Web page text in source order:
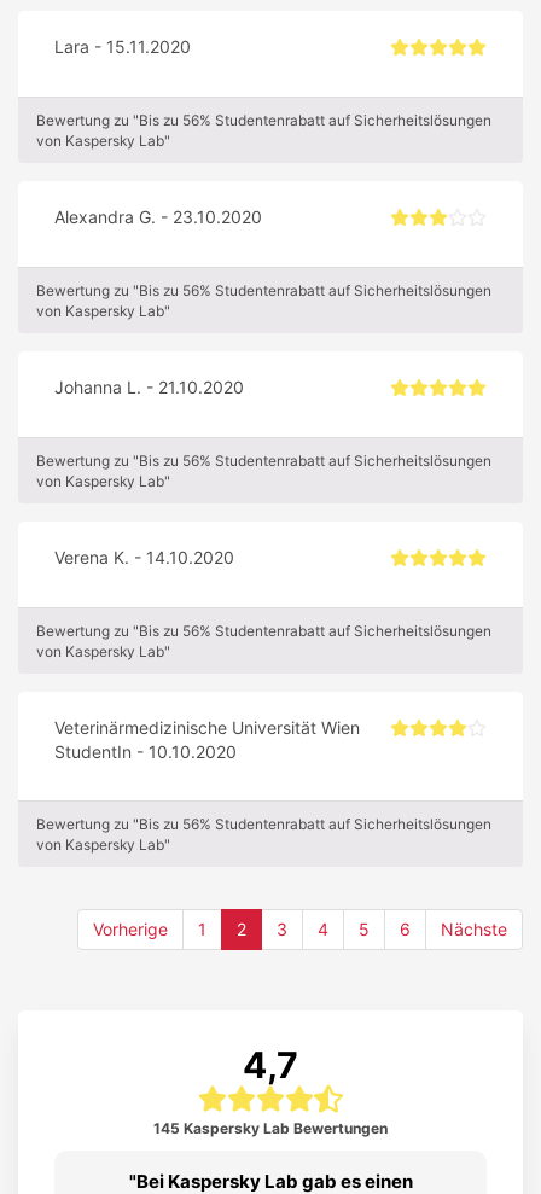
Lara - 15.11.2020
Bewertung zu "Bis zu 56% Studentenrabatt auf Sicherheitslösungen
von Kaspersky Lab"
Alexandra G. - 23.10.2020
Bewertung zu "Bis zu 56% Studentenrabatt auf Sicherheitslösungen
von Kaspersky Lab"
Johanna L. - 21.10.2020
Bewertung zu "Bis zu 56% Studentenrabatt auf Sicherheitslösungen
von Kaspersky Lab"
Verena K. - 14.10.2020
Bewertung zu "Bis zu 56% Studentenrabatt auf Sicherheitslösungen
von Kaspersky Lab"
Veterinärmedizinische Universität Wien
StudentIn - 10.10.2020
Bewertung zu "Bis zu 56% Studentenrabatt auf Sicherheitslösungen
von Kaspersky Lab"
Vorherige 1 2(current)
3 4 5 6 Nächste
4,7
145 Kaspersky Lab Bewertungen
Bei Kaspersky Lab gab es einen